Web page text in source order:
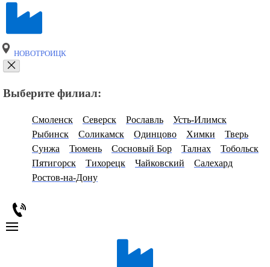
НОВОТРОИЦК
Выберите филиал:
Смоленск Северск Рославль
Усть-Илимск
Рыбинск
Соликамск Одинцово Химки
Тверь
Сунжа
Тюмень Сосновый Бор Талнах
Тобольск
Пятигорск
Тихорецк Чайковский
Салехард
Ростов-на-Дону